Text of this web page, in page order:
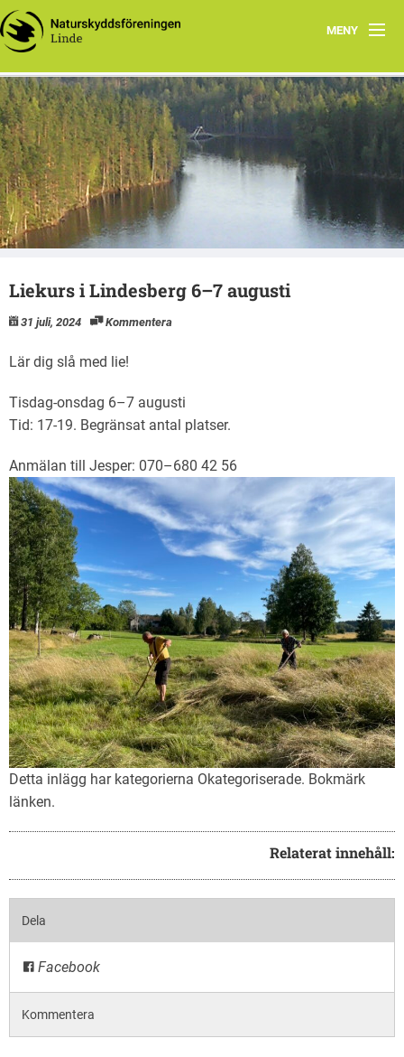
MENY
Hem
Lindesbergs natur
Hammarskogsån
Natursnokarna Lindesberg
Naturskyddsföreningen Lindesberg
Liekurs i Lindesberg 6–7 augusti
31 juli, 2024 Kommentera
Lär dig slå med lie!
Tisdag-onsdag 6–7 augusti
Tid: 17-19. Begränsat antal platser.
Anmälan till Jesper: 070–680 42 56
Detta inlägg har kategorierna Okategoriserade. Bokmärk
länken.
Relaterat innehåll:
Dela
Facebook
Kommentera